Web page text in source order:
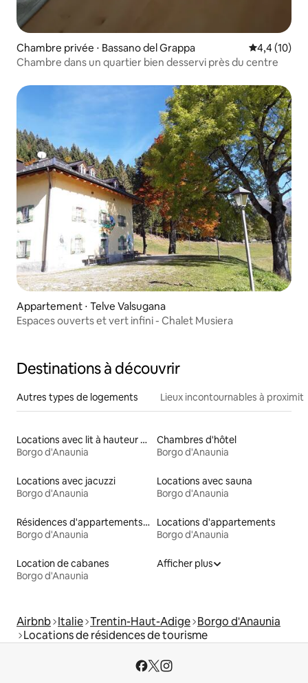
Chambre privée ⋅ Bassano del Grappa Évaluation
4,4 (10)
Chambre dans un quartier bien desservi près du centre
Appartement ⋅ Telve Valsugana
Espaces ouverts et vert infini - Chalet Musiera
Destinations à découvrir
Autres types de logements Lieux incontournables à
Locations avec lit à hauteur adaptée
Borgo d'Anaunia
Chambres d'hôtel
Borgo d'Anaunia
Locations avec jacuzzi
Borgo d'Anaunia
Locations avec sauna
Borgo d'Anaunia
Résidences d'appartements en location
Borgo d'Anaunia
Locations d'appartements
Borgo d'Anaunia
Location de cabanes
Borgo d'Anaunia
Afficher plus
Airbnb Italie Trentin-Haut-Adige Borgo d'Anaunia
Locations de résidences de tourisme